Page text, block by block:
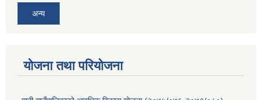
अन्य
योजना तथा परियोजना